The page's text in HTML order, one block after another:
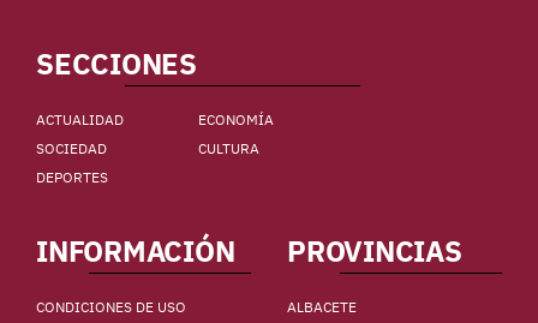
SECCIONES
ACTUALIDAD
ECONOMÍA
SOCIEDAD
CULTURA
DEPORTES
INFORMACIÓN
CONDICIONES DE USO
PROVINCIAS
ALBACETE